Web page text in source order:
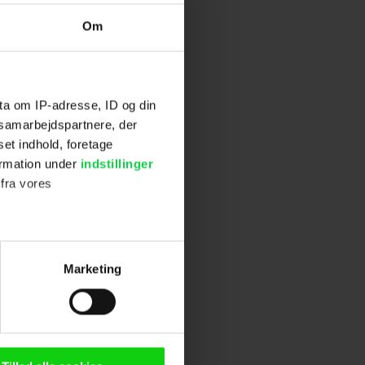
Om
om IP-adresse, ID og din
der
indhold, foretage
under indstillinger
vores
browser til statistik og
Marketing